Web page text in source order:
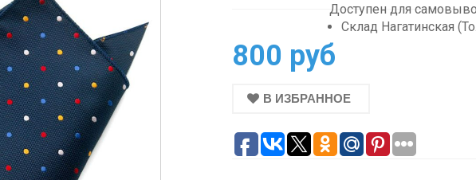
Доступен для
Склад Нагатинская
800 руб
В ИЗБРАННОЕ